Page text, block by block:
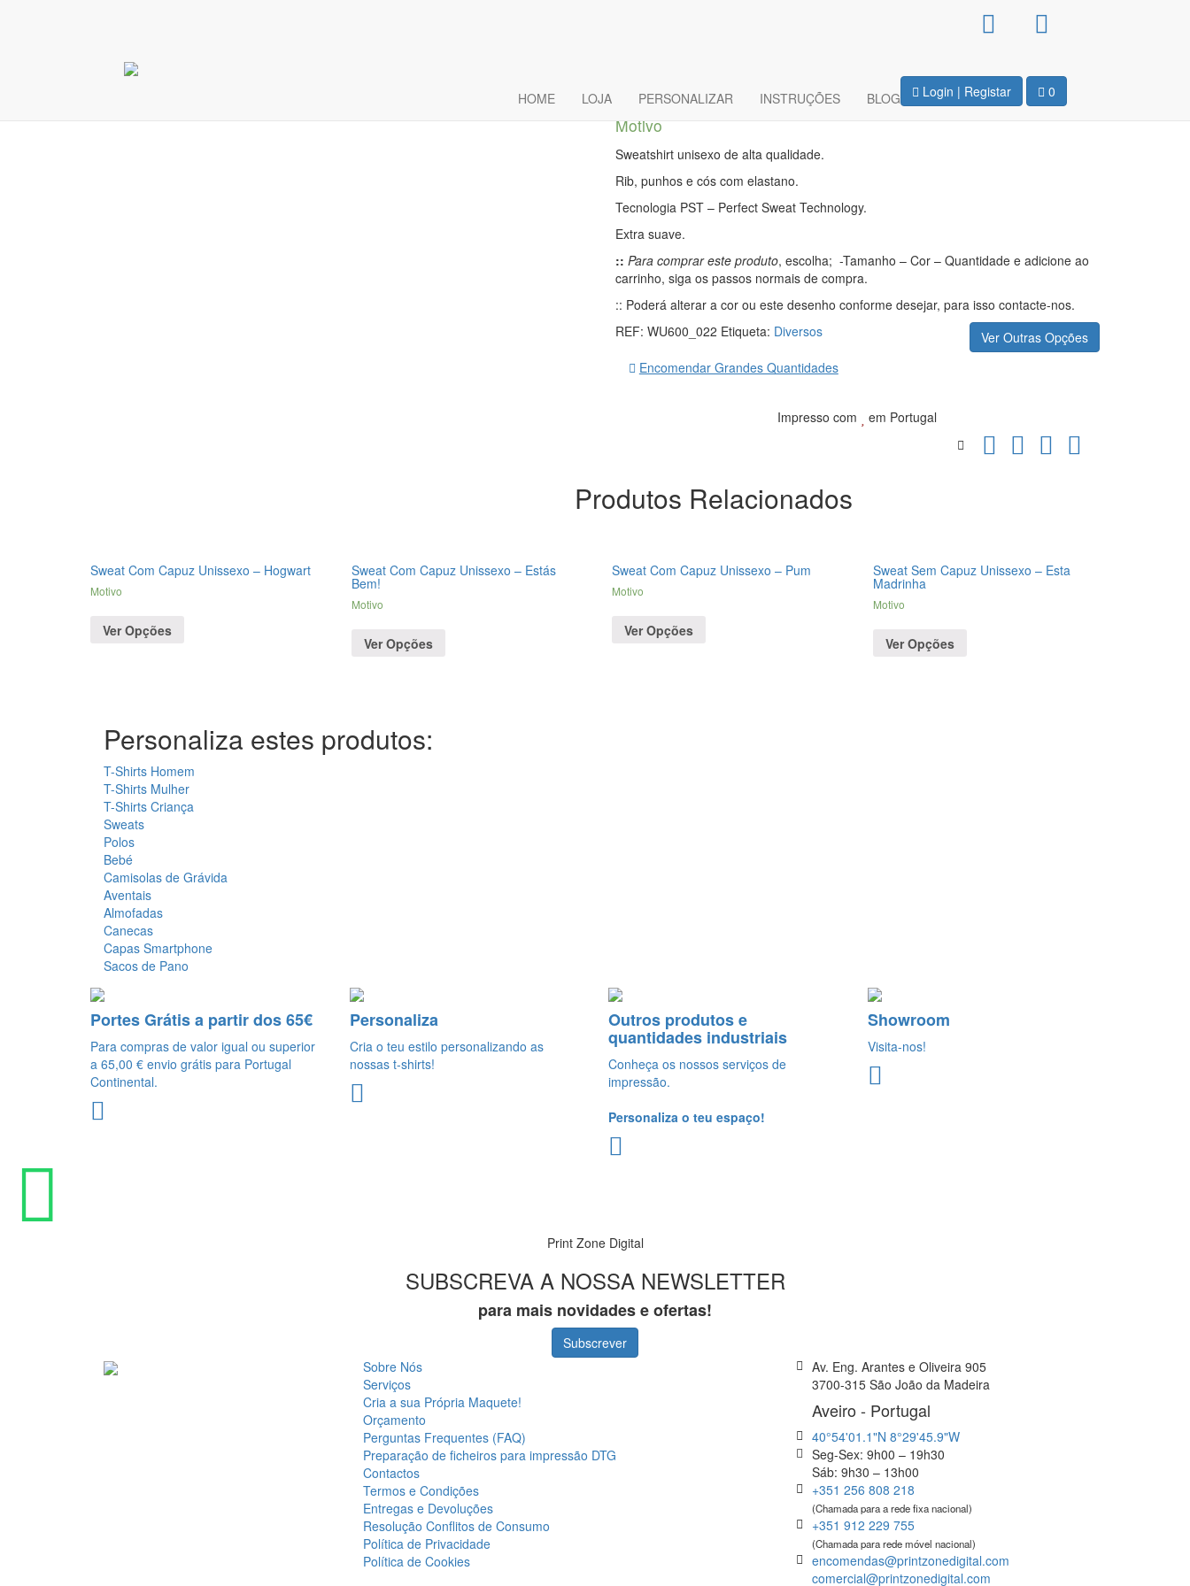
Login | Registar 0
HOME LOJA PERSONALIZAR INSTRUÇÕES BLOG
Este Padrinho
Motivo
Sweatshirt unisexo de alta qualidade.
Rib, punhos e cós com elastano.
Tecnologia PST – Perfect Sweat Technology.
Extra suave.
:: Para comprar este produto, escolha; -Tamanho – Cor – Quantidade e adicione ao
carrinho, siga os passos normais de compra.
:: Poderá alterar a cor ou este desenho conforme desejar, para isso contacte-nos.
Ver Outras Opções
REF: WU600_022 Etiqueta: Diversos
Encomendar Grandes Quantidades
Impresso com em Portugal
Produtos Relacionados
Sweat Com Capuz Unissexo – Hogwart
Motivo
Ver Opções
Sweat Com Capuz Unissexo – Estás
Bem!
Motivo
Ver Opções
Sweat Com Capuz Unissexo – Pum
Motivo
Ver Opções
Sweat Sem Capuz Unissexo – Esta
Madrinha
Motivo
Ver Opções
Personaliza estes produtos:
T-Shirts Homem
T-Shirts Mulher
T-Shirts Criança
Sweats
Polos
Bebé
Camisolas de Grávida
Aventais
Almofadas
Canecas
Capas Smartphone
Sacos de Pano
Portes Grátis a partir dos 65€
Para compras de valor igual ou superior
a 65,00 € envio grátis para Portugal
Continental.
Personaliza
Cria o teu estilo personalizando as
nossas t-shirts!
Outros produtos e
quantidades industriais
Conheça os nossos serviços de
impressão.
Personaliza o teu espaço!
Showroom
Visita-nos!
Print Zone Digital
SUBSCREVA A NOSSA NEWSLETTER
para mais novidades e ofertas!
Subscrever
Sobre Nós
Serviços
Cria a sua Própria Maquete!
Orçamento
Perguntas Frequentes (FAQ)
Preparação de ficheiros para impressão DTG
Contactos
Termos e Condições
Entregas e Devoluções
Resolução Conflitos de Consumo
Política de Privacidade
Política de Cookies
Av. Eng. Arantes e Oliveira 905
3700-315 São João da Madeira
Aveiro - Portugal
40°54'01.1"N 8°29'45.9"W
Seg-Sex: 9h00 – 19h30
Sáb: 9h30 – 13h00
+351 256 808 218
(Chamada para a rede fixa nacional)
+351 912 229 755
(Chamada para rede móvel nacional)
encomendas@printzonedigital.com
comercial@printzonedigital.com